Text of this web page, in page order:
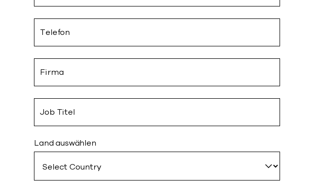
Telefon
Firma
Job Titel
Land auswählen